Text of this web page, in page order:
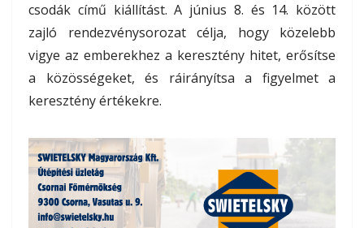
csodák című kiállítást. A június 8. és 14. között
zajló rendezvénysorozat célja, hogy közelebb
vigye az emberekhez a keresztény hitet, erősítse
a közösségeket, és ráirányítsa a figyelmet a
keresztény értékekre.